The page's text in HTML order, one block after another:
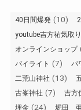
40日間爆発 (10)
youtube吉方祐気取
オンラインショップ
パイライト (7) パ
二荒山神社 (13)
古峯神社 (7) 吉方
埋金 (24) 堀田